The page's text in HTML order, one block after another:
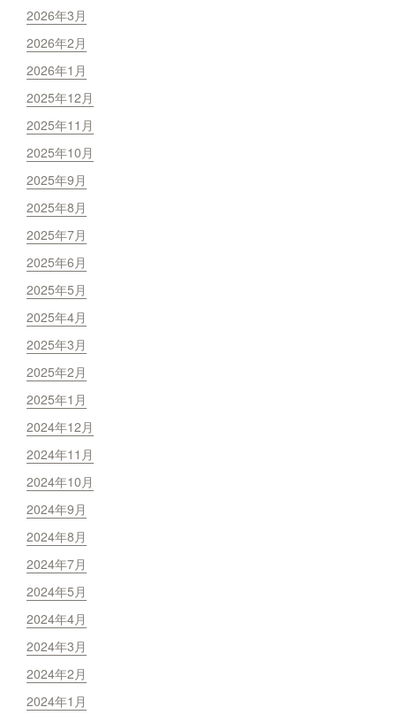
2026年3月
2026年2月
2026年1月
2025年12月
2025年11月
2025年10月
2025年9月
2025年8月
2025年7月
2025年6月
2025年5月
2025年4月
2025年3月
2025年2月
2025年1月
2024年12月
2024年11月
2024年10月
2024年9月
2024年8月
2024年7月
2024年5月
2024年4月
2024年3月
2024年2月
2024年1月